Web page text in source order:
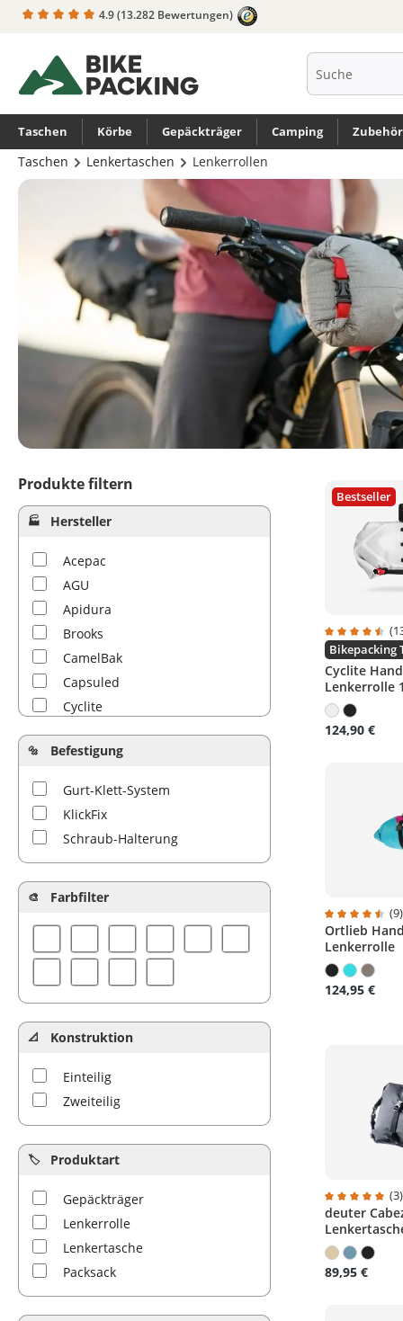
Zur Hauptnavigation springen
4.9(13.282 Bewertungen)
Taschen Körbe Gepäckträger Camping Zubehör
Taschen Lenkertaschen Lenkerrollen
Produkte filtern
Hersteller
Acepac
AGU
Apidura
Brooks
CamelBak
Capsuled
Cyclite
deuter
Fjällräven
Old Man Mountain
Salsa
Topeak
VAUDE
Befestigung
Gurt-Klett-System
KlickFix
Schraub-Halterung
Farbfilter
Konstruktion
Einteilig
Zweiteilig
Produktart
Gepäckträger
Lenkerrolle
Lenkertasche
Packsack
Bikepacking
Bestseller
Cyclite
Lenkerrolle
124,90 €
(9)
Ortlieb
Lenkerrolle
124,95 €
(3)
deuter
89,95 €